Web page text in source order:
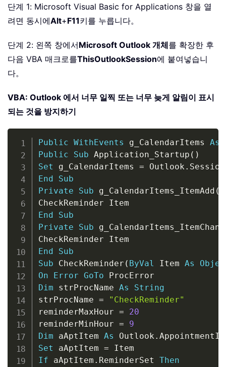
단계 1: Microsoft Visual Basic for Applications 창을 열
려면 동시에Alt+F11키를 누릅니다。
단계 2: 왼쪽 창에서Microsoft Outlook 개체를 확장한 후
다음 VBA 매크로를ThisOutlookSession에 붙여넣습니
다。
VBA: Outlook 에서 너무 일찍 또는 너무 늦게 알림이 표시
되는 것을 방지하기
Public WithEvents g_CalendarItems As
Public
Sub Application_Startup ( )
Set g_CalendarItems = Outlook . Session
End
Sub
Private
Sub g_CalendarItems_ItemAdd (
End
Sub
Private
Sub
End
Sub
Sub CheckReminder ( ByVal Item As
On
Error GoTo
Dim strProcName As
String
strProcName =
"CheckReminder"
reminderMaxHour =
20
reminderMinHour =
9
Dim aAptItem As Outlook .
Set aAptItem =
If aAptItem . ReminderSet Then
Copy